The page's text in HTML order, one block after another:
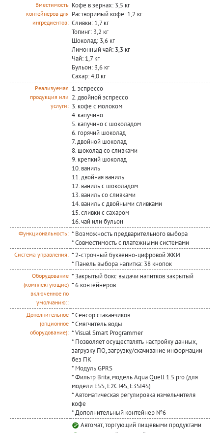
Вместимость
контейнеров для
ингредиентов:
Кофе в зернах: 3,5 кг
Растворимый кофе: 1,2 кг
Сливки: 1,7 кг
Топинг: 3,2 кг
Шоколад: 3,6 кг
Лимонный чай: 3,3 кг
Чай: 1,7 кг
Бульон: 3,6 кг
Сахар: 4,0 кг
Реализуемая
продукция или
услуги:
1. эспрессо
2. двойной эспрессо
3. кофе с молоком
4. капучино
5. капучино с шоколадом
6. горячий шоколад
7. двойной шоколад
8. шоколад со сливками
9. крепкий шоколад
10. ваниль
11. двойная ваниль
12. ваниль с шоколадом
13. ваниль со сливками
14. ваниль с двойными сливками
15. сливки с сахаром
16. чай или бульон
Функциональность: * Возможность предварительного выбора
* Совместимость с платежными системами
Система управления: * 2-строчный буквенно-цифровой ЖКИ
* Панель выбора напитка: 38 кнопок
Оборудование
(комплектующие)
включенное по
умолчанию::
* Закрытый бокс выдачи напитков закрытый
* 6 контейнеров
Дополнительное
(опционное
оборудование):
* Сенсор стаканчиков
* Смягчитель воды
* Visual Smart Programmer
* Позволяет осуществлять настройку данных,
загрузку ПО, загрузку/скачивание информации
без ПК
* Модуль GPRS
* Фильтр Brita, модель Aqua Quell 1.5 pro (для
модели E5S, E2C I4S, E3SI4S)
* Автоматическая регулировка измельчителя
кофе
* Дополнительный контейнер №6
Автомат, торгующий пищевыми продуктами